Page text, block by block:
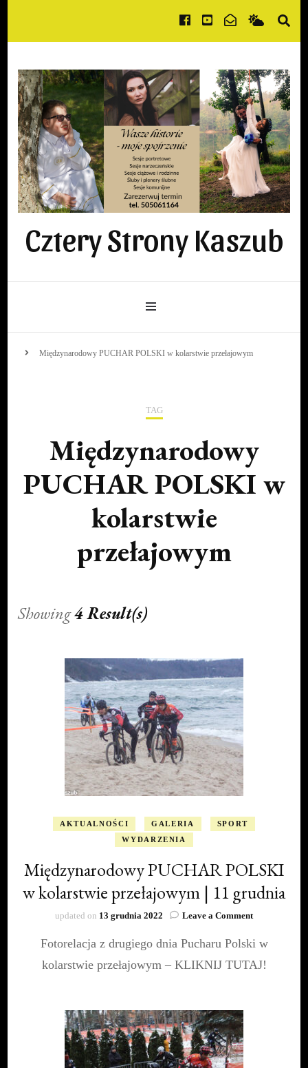
Cztery Strony Kaszub
Międzynarodowy PUCHAR POLSKI w kolarstwie przełajowym
TAG
Międzynarodowy
PUCHAR POLSKI w
kolarstwie
przełajowym
Showing4 Result(s)
AKTUALNOŚCI GALERIA
SPORT
WYDARZENIA
Międzynarodowy PUCHAR POLSKI
w kolarstwie przełajowym | 11 grudnia
updated on 13 grudnia 2022 Leave a Commenton
PUCHAR
w
Fotorelacja z drugiego dnia Pucharu Polski w
kolarstwie przełajowym – KLIKNIJ TUTAJ!